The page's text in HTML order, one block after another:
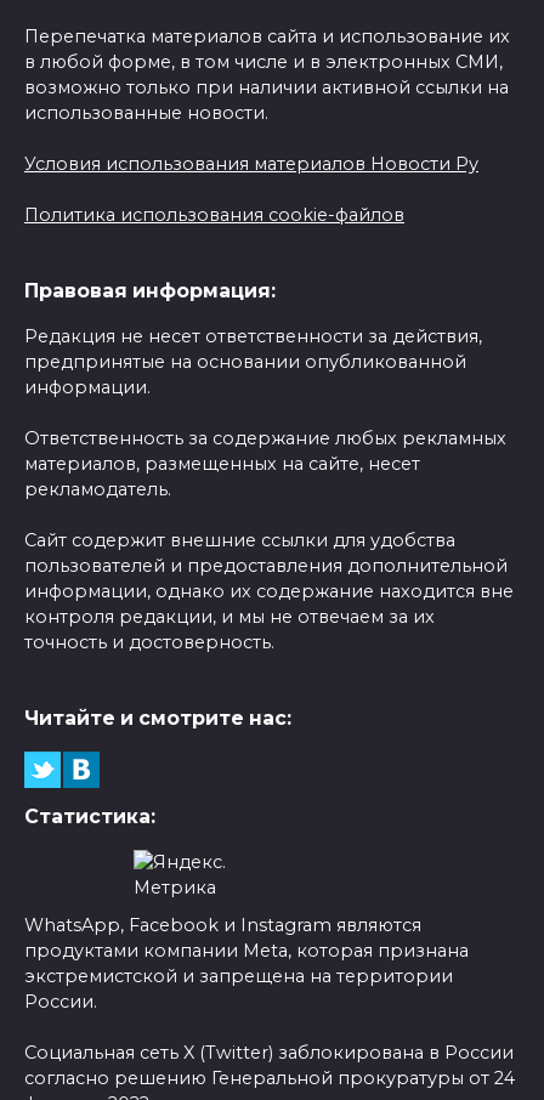
Перепечатка материалов сайта и использование их
в любой форме, в том числе и в электронных СМИ,
возможно только при наличии активной ссылки на
использованные новости.
Условия использования материалов Новости Ру
Политика использования cookie-файлов
Правовая информация:
Редакция не несет ответственности за действия,
предпринятые на основании опубликованной
информации.
Ответственность за содержание любых рекламных
материалов, размещенных на сайте, несет
рекламодатель.
Сайт содержит внешние ссылки для удобства
пользователей и предоставления дополнительной
информации, однако их содержание находится вне
контроля редакции, и мы не отвечаем за их
точность и достоверность.
Читайте и смотрите нас:
Статистика:
WhatsApp, Facebook и Instagram являются
продуктами компании Meta, которая признана
экстремистской и запрещена на территории
России.
Социальная сеть X (Twitter) заблокирована в России
согласно решению Генеральной прокуратуры от 24